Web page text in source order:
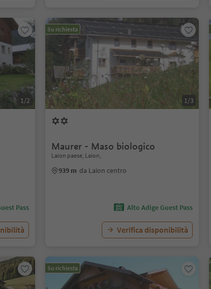
1/2
Pass
Su richiesta
1/3
Maurer - Maso biologico
Laion paese, Laion,
939 m da Laion centro
Alto Adige Guest Pass
Verifica disponibilità
Su richiesta